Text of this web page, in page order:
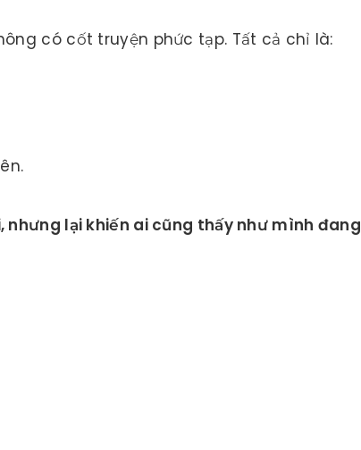
có cốt truyện phức tạp. Tất cả chỉ là:
nhưng lại khiến ai cũng thấy như mình đang